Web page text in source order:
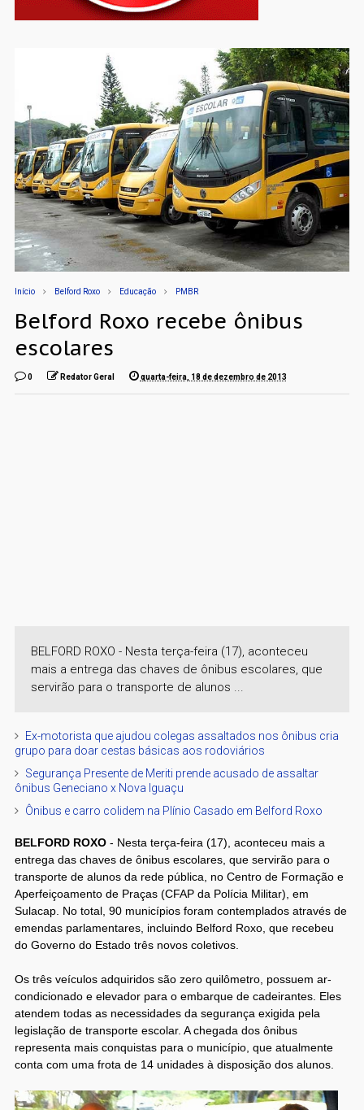
Início Belford Roxo Educação PMBR
Belford Roxo recebe ônibus
escolares
0 Redator Geral quarta-feira, 18 de dezembro de 2013
BELFORD ROXO - Nesta terça-feira (17), aconteceu
mais a entrega das chaves de ônibus escolares, que
servirão para o transporte de alunos ...
Ex-motorista que ajudou colegas assaltados nos ônibus cria
grupo para doar cestas básicas aos rodoviários
Segurança Presente de Meriti prende acusado de assaltar
ônibus Geneciano x Nova Iguaçu
Ônibus e carro colidem na Plínio Casado em Belford Roxo
BELFORD ROXO- Nesta terça-feira (17), aconteceu mais a
entrega das chaves de ônibus escolares, que servirão para o
transporte de alunos da rede pública, no Centro de Formação e
Aperfeiçoamento de Praças (CFAP da Polícia Militar), em
Sulacap. No total, 90 municípios foram contemplados através de
emendas parlamentares, incluindo Belford Roxo, que recebeu
do Governo do Estado três novos coletivos.
Os três veículos adquiridos são zero quilômetro, possuem ar-
condicionado e elevador para o embarque de cadeirantes. Eles
atendem todas as necessidades da segurança exigida pela
legislação de transporte escolar. A chegada dos ônibus
representa mais conquistas para o município, que atualmente
conta com uma frota de 14 unidades à disposição dos alunos.